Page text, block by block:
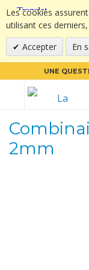
Les cookies
utilisant ces
Accepter
En
UNE
2mm